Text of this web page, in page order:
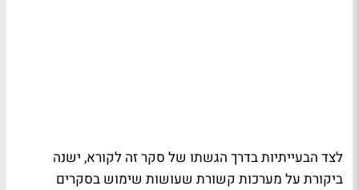
לצד הבעייתיות בדרך הגשתו של סקר זה לקורא, ישנה
ביקורת על מערכות קשורת שעושות שימוש בסקרים